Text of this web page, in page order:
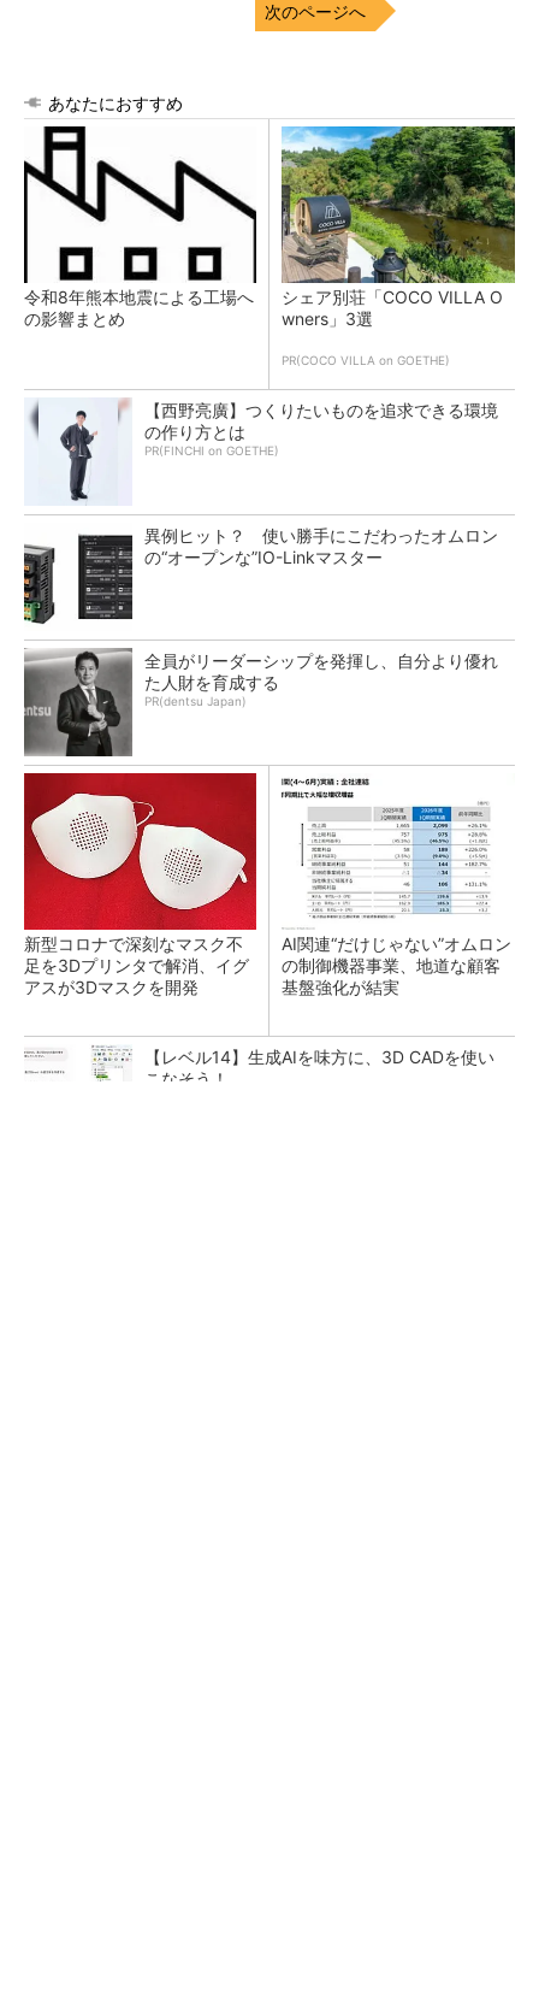
次のページへ
あなたにおすすめ
令和8年熊本地震による工場へ
の影響まとめ
シェア別荘「COCO VILLA O
wners」3選
PR(COCO VILLA on GOETHE)
【西野亮廣】つくりたいものを追求できる環境
の作り方とは
PR(FINCHI on GOETHE)
異例ヒット？ 使い勝手にこだわったオムロン
の“オープンな”IO-Linkマスター
全員がリーダーシップを発揮し、自分より優れ
た人財を育成する
PR(dentsu Japan)
新型コロナで深刻なマスク不
足を3Dプリンタで解消、イグ
アスが3Dマスクを開発
AI関連“だけじゃない”オムロン
の制御機器事業、地道な顧客
基盤強化が結実
【レベル14】生成AIを味方に、3D CADを使い
こなそう！